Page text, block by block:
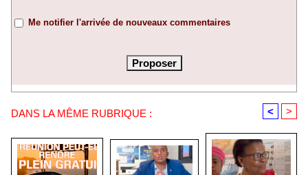
Me notifier l'arrivée de nouveaux commentaires
DANS LA MÊME RUBRIQUE : < >